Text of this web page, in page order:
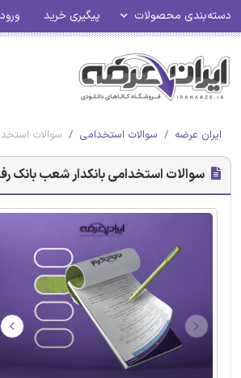
دسته‌بندی محصولات پیگیری خرید
ایران عرضه سوالات استخدامی سوالات
سوالات استخدامی بانکدار شعب بانک